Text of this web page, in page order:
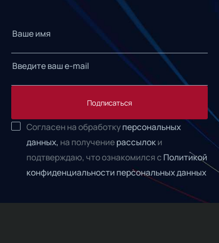
Подписаться
Согласен на обработкуперсональных
данных, на получениерассылоки
подтверждаю, что ознакомился с Политикой
конфиденциальности персональных данных